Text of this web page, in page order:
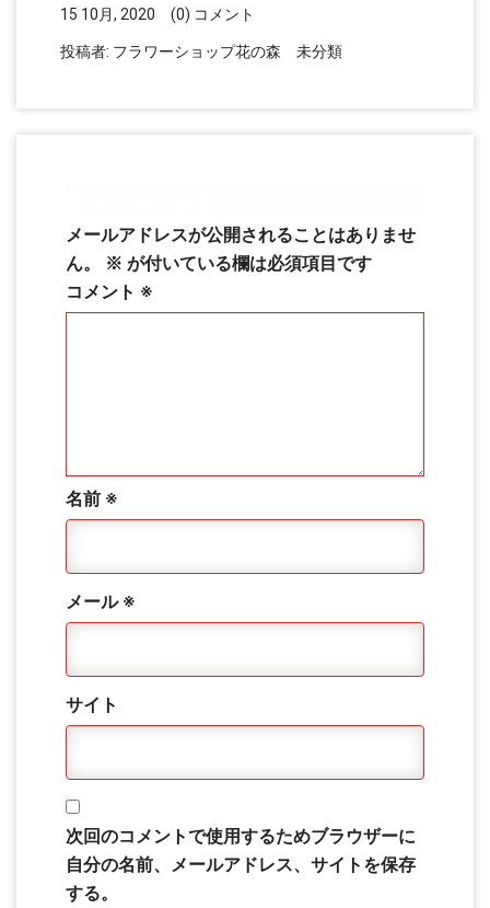
15 10月, 2020 (0) コメント
投稿者: フラワーショップ花の森 未分類
メールアドレスが公開されることはありませ
ん。
※ が付いている欄は必須項目です
コメント ※
名前 ※
メール ※
サイト
次回のコメントで使用するためブラウザーに
自分の名前、メールアドレス、サイトを保存
する。